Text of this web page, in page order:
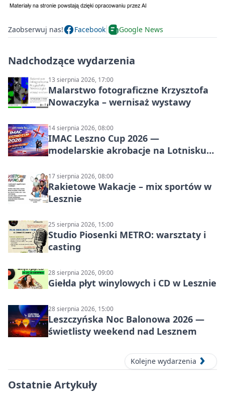
Zaobserwuj nas! Facebook Google News
Nadchodzące wydarzenia
13 sierpnia 2026, 17:00
Malarstwo fotograficzne Krzysztofa
Nowaczyka – wernisaż wystawy
14 sierpnia 2026, 08:00
IMAC Leszno Cup 2026 —
modelarskie akrobacje na Lotnisku
17 sierpnia 2026, 08:00
Rakietowe Wakacje – mix sportów w
Lesznie
25 sierpnia 2026, 15:00
Studio Piosenki METRO: warsztaty i
casting
28 sierpnia 2026, 09:00
Giełda płyt winylowych i CD w Lesznie
28 sierpnia 2026, 15:00
Leszczyńska Noc Balonowa 2026 —
świetlisty weekend nad Lesznem
Kolejne wydarzenia
Ostatnie Artykuły